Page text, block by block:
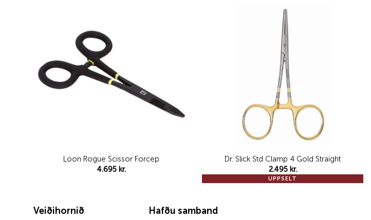
Loon Rogue Scissor Forcep
4.695kr.
UPPSELT
Dr. Slick Std Clamp 4 Gold Straight
2.495 kr.
Veiðihornið Hafðu samband